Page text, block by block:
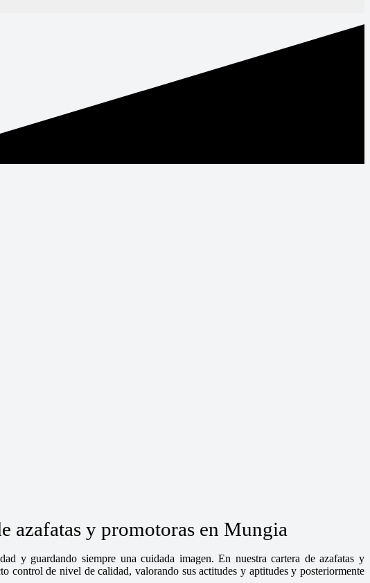
azafatas y promotoras en Mungia
y guardando siempre una cuidada imagen. En nuestra cartera de azafatas y
control de nivel de calidad, valorando sus actitudes y aptitudes y posteriormente